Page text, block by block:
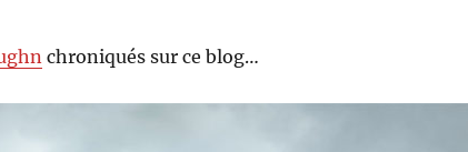
chroniqués sur ce blog…